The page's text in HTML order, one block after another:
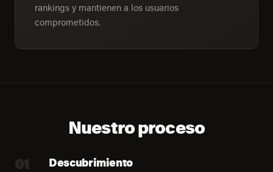
rankings y mantienen a los usuarios
comprometidos.
Nuestro proceso
01 Descubrimiento